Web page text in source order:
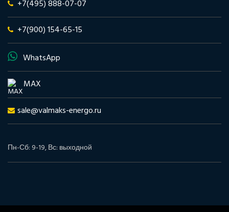
+7(495) 888-07-07
+7(900) 154-65-15
WhatsApp
MAX
sale@valmaks-energo.ru
Пн-Сб: 9-19, Вс: выходной